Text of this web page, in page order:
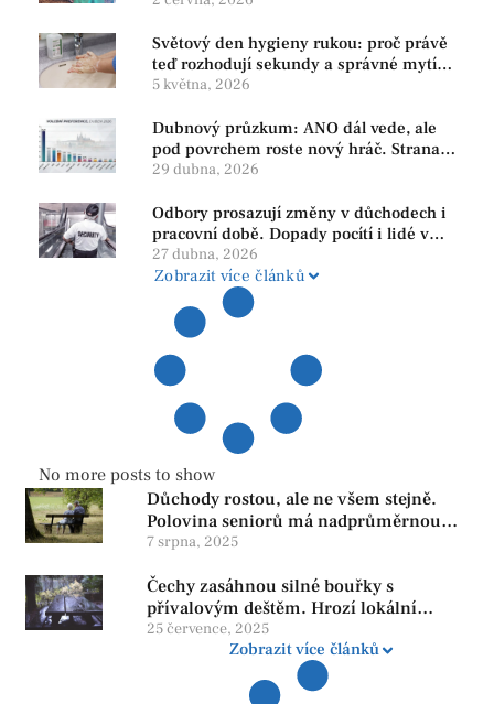
Světový den hygieny rukou: proč právě
teď rozhodují sekundy a správné mytí
rukou
5 května, 2026
Dubnový průzkum: ANO dál vede, ale
pod povrchem roste nový hráč. Strana
PRO se drží nejvýš mezi menšími
29 dubna, 2026
Odbory prosazují změny v důchodech i
pracovní době. Dopady pocítí i lidé v
našem regionu
27 dubna, 2026
Zobrazit více článků
No more posts to show
Důchody rostou, ale ne všem stejně.
Polovina seniorů má nadprůměrnou
penzi, tisíce však žijí pod hranicí
reformy
7 srpna, 2025
Čechy zasáhnou silné bouřky s
přívalovým deštěm. Hrozí lokální
zatopení
25 července, 2025
Zobrazit více článků